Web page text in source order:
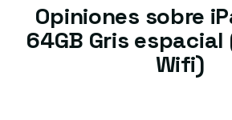
Opiniones sobre
64GB Gris
Wifi)